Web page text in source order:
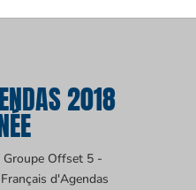
2018
Groupe Offset 5 -
d'Agendas